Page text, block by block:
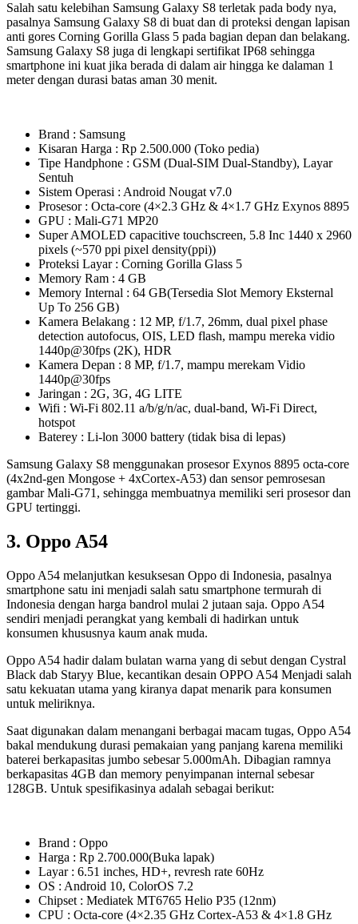
Salah satu kelebihan Samsung Galaxy S8 terletak pada body nya,
pasalnya Samsung Galaxy S8 di buat dan di proteksi dengan lapisan
anti gores Corning Gorilla Glass 5 pada bagian depan dan belakang.
Samsung Galaxy S8 juga di lengkapi sertifikat IP68 sehingga
smartphone ini kuat jika berada di dalam air hingga ke dalaman 1
meter dengan durasi batas aman 30 menit.
Brand : Samsung
Kisaran Harga : Rp 2.500.000 (Toko pedia)
Tipe Handphone : GSM (Dual-SIM Dual-Standby), Layar
Sentuh
Sistem Operasi : Android Nougat v7.0
Prosesor : Octa-core (4×2.3 GHz & 4×1.7 GHz Exynos 8895
GPU : Mali-G71 MP20
Super AMOLED capacitive touchscreen, 5.8 Inc 1440 x 2960
pixels (~570 ppi pixel density(ppi))
Proteksi Layar : Corning Gorilla Glass 5
Memory Ram : 4 GB
Memory Internal : 64 GB(Tersedia Slot Memory Eksternal
Up To 256 GB)
Kamera Belakang : 12 MP, f/1.7, 26mm, dual pixel phase
detection autofocus, OIS, LED flash, mampu mereka vidio
1440p@30fps (2K), HDR
Kamera Depan : 8 MP, f/1.7, mampu merekam Vidio
1440p@30fps
Jaringan : 2G, 3G, 4G LITE
Wifi : Wi-Fi 802.11 a/b/g/n/ac, dual-band, Wi-Fi Direct,
hotspot
Baterey : Li-lon 3000 battery (tidak bisa di lepas)
Samsung Galaxy S8 menggunakan prosesor Exynos 8895 octa-core
(4x2nd-gen Mongose + 4xCortex-A53) dan sensor pemrosesan
gambar Mali-G71, sehingga membuatnya memiliki seri prosesor dan
GPU tertinggi.
3. Oppo A54
Oppo A54 melanjutkan kesuksesan Oppo di Indonesia, pasalnya
smartphone satu ini menjadi salah satu smartphone termurah di
Indonesia dengan harga bandrol mulai 2 jutaan saja. Oppo A54
sendiri menjadi perangkat yang kembali di hadirkan untuk
konsumen khususnya kaum anak muda.
Oppo A54 hadir dalam bulatan warna yang di sebut dengan Cystral
Black dab Staryy Blue, kecantikan desain OPPO A54 Menjadi salah
satu kekuatan utama yang kiranya dapat menarik para konsumen
untuk meliriknya.
Saat digunakan dalam menangani berbagai macam tugas, Oppo A54
bakal mendukung durasi pemakaian yang panjang karena memiliki
baterei berkapasitas jumbo sebesar 5.000mAh. Dibagian ramnya
berkapasitas 4GB dan memory penyimpanan internal sebesar
128GB. Untuk spesifikasinya adalah sebagai berikut:
Brand : Oppo
Harga : Rp 2.700.000(Buka lapak)
Layar : 6.51 inches, HD+, revresh rate 60Hz
OS : Android 10, ColorOS 7.2
Chipset : Mediatek MT6765 Helio P35 (12nm)
CPU : Octa-core (4×2.35 GHz Cortex-A53 & 4×1.8 GHz